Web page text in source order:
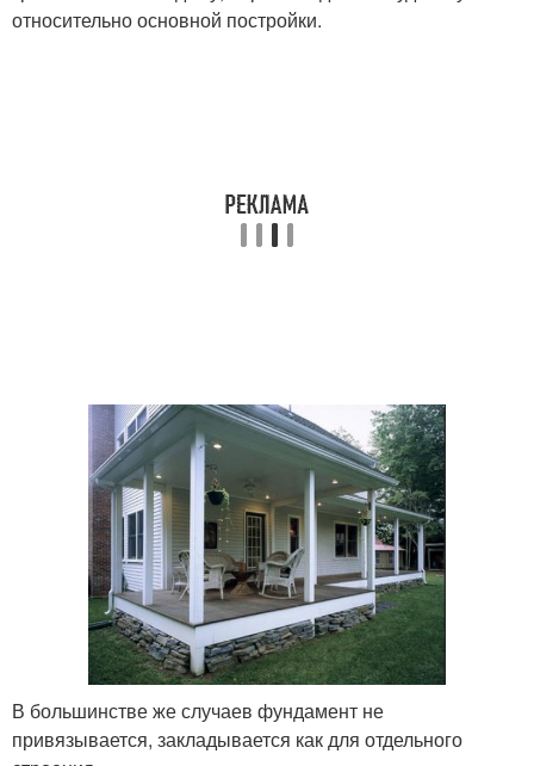
относительно основной постройки.
В большинстве же случаев фундамент не
привязывается, закладывается как для отдельного